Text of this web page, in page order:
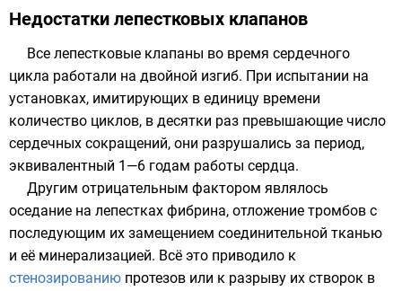
Недостатки лепестковых клапанов
Все лепестковые клапаны во время сердечного
цикла работали на двойной изгиб. При испытании на
установках, имитирующих в единицу времени
количество циклов, в десятки раз превышающие число
сердечных сокращений, они разрушались за период,
эквивалентный 1—6 годам работы сердца.
Другим отрицательным фактором являлось
оседание на лепестках фибрина, отложение тромбов с
последующим их замещением соединительной тканью
и её минерализацией. Всё это приводило к
стенозированию протезов или к разрыву их створок в